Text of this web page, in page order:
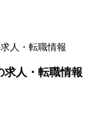
人・転職情報
求人・転職情報